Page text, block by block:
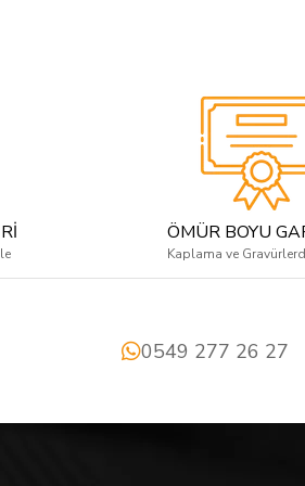
ÖMÜR BOYU
Kaplama ve
0549 277 26 27